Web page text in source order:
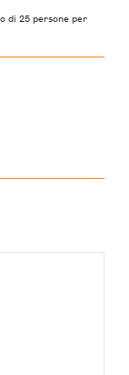
di 25 persone per